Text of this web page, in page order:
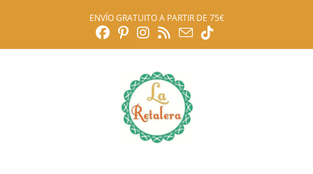
ENVÍO GRATUITO A PARTIR DE 75€